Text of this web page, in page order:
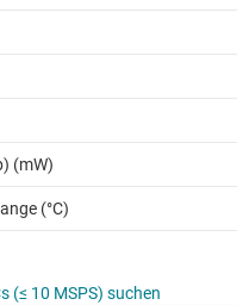
(mW)
(°C)
(≤ 10 MSPS) suchen